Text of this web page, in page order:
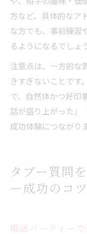
方など、具体的なア
な方でも、事前練習
るようになるでしょ
注意点は、一方的な
きすぎないことです
で、自然体かつ好印
話が盛り上がった」
成功体験につながり
タブー質問
ー成功のコツ
婚活パーティー